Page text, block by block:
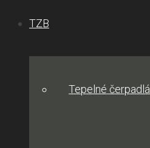
TZB
Tepelné čerpadlá